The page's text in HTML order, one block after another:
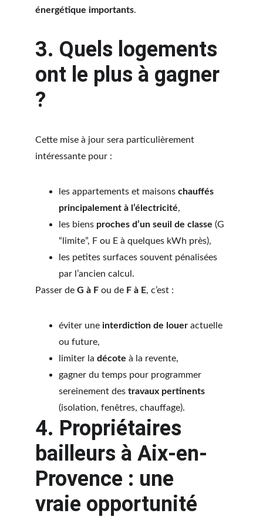
énergétique importants.
3. Quels logements
ont le plus à gagner
?
Cette mise à jour sera particulièrement
intéressante pour :
les appartements et maisons chauffés
principalement à l’électricité,
les biens proches d’un seuil de classe (G
“limite”, F ou E à quelques kWh près),
les petites surfaces souvent pénalisées
par l’ancien calcul.
Passer de G à F ou de F à E, c’est :
éviter une interdiction de louer actuelle
ou future,
limiter la décote à la revente,
gagner du temps pour programmer
sereinement des travaux pertinents
(isolation, fenêtres, chauffage).
4. Propriétaires
bailleurs à Aix-en-
Provence : une
vraie opportunité